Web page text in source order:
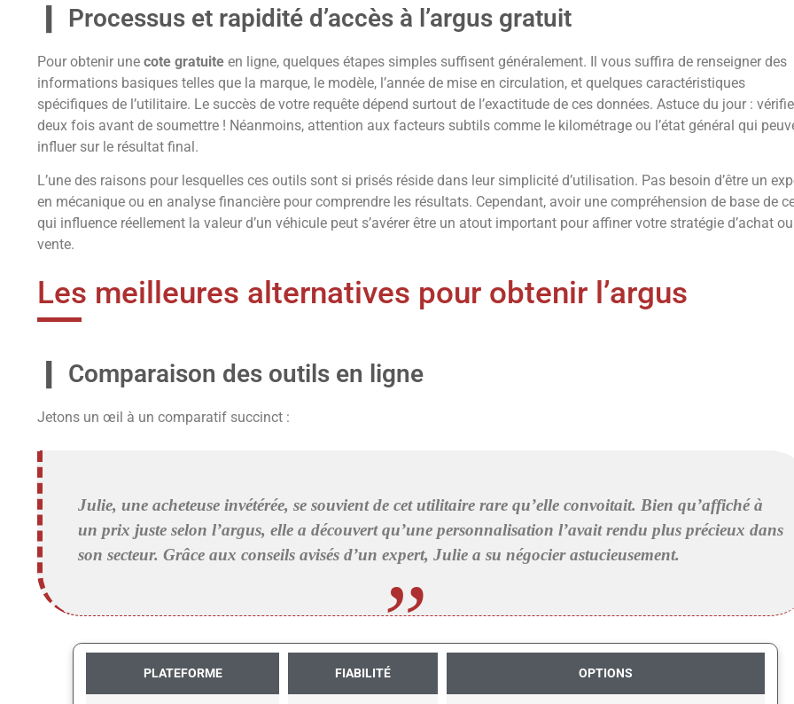
Processus et rapidité d’accès à l’argus gratuit
Pour obtenir une cote gratuite en ligne, quelques étapes simples suffisent généralement. Il vous suffira de renseigner des
informations basiques telles que la marque, le modèle, l’année de mise en circulation, et quelques caractéristiques
spécifiques de l’utilitaire. Le succès de votre requête dépend surtout de l’exactitude de ces données. Astuce du jour :
deux fois avant de soumettre ! Néanmoins, attention aux facteurs subtils comme le kilométrage ou l’état général qui
influer sur le résultat final.
L’une des raisons pour lesquelles ces outils sont si prisés réside dans leur simplicité d’utilisation. Pas besoin d’être un
en mécanique ou en analyse financière pour comprendre les résultats. Cependant, avoir une compréhension de base de
qui influence réellement la valeur d’un véhicule peut s’avérer être un atout important pour affiner votre stratégie d’achat
vente.
Les meilleures alternatives pour obtenir l’argus
Comparaison des outils en ligne
Jetons un œil à un comparatif succinct :
Julie, une acheteuse invétérée, se souvient de cet utilitaire rare qu’elle convoitait. Bien qu’affiché à
un prix juste selon l’argus, elle a découvert qu’une personnalisation l’avait rendu plus précieux dans
son secteur. Grâce aux conseils avisés d’un expert, Julie a su négocier astucieusement.
PLATEFORME FIABILITÉ OPTIONS